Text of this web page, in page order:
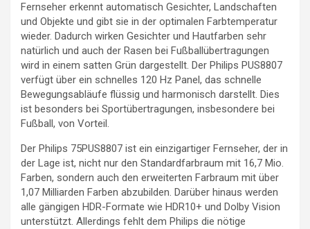
Fernseher erkennt automatisch Gesichter, Landschaften
und Objekte und gibt sie in der optimalen Farbtemperatur
wieder. Dadurch wirken Gesichter und Hautfarben sehr
natürlich und auch der Rasen bei Fußballübertragungen
wird in einem satten Grün dargestellt. Der Philips PUS8807
verfügt über ein schnelles 120 Hz Panel, das schnelle
Bewegungsabläufe flüssig und harmonisch darstellt. Dies
ist besonders bei Sportübertragungen, insbesondere bei
Fußball, von Vorteil.
Der Philips 75PUS8807 ist ein einzigartiger Fernseher, der in
der Lage ist, nicht nur den Standardfarbraum mit 16,7 Mio.
Farben, sondern auch den erweiterten Farbraum mit über
1,07 Milliarden Farben abzubilden. Darüber hinaus werden
alle gängigen HDR-Formate wie HDR10+ und Dolby Vision
unterstützt. Allerdings fehlt dem Philips die nötige